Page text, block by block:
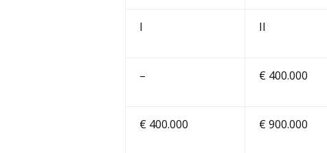
I II
– € 400.000
€ 400.000 € 900.000